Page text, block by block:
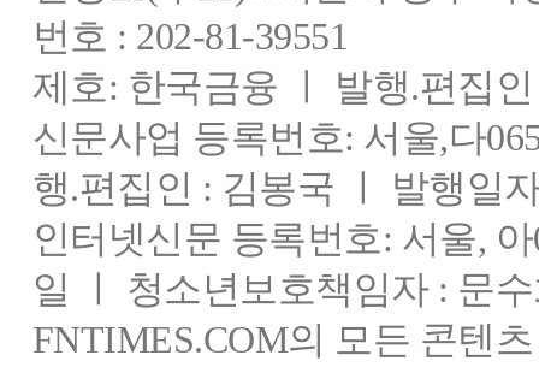
번호 : 202-81-39551
제호: 한국금융 ㅣ 발행.편집
신문사업 등록번호: 서울,다
행.편집인 : 김봉국 ㅣ 발행일
인터넷신문 등록번호: 서울,
일 ㅣ 청소년보호책임자 : 문
FNTIMES.COM의 모든 콘텐